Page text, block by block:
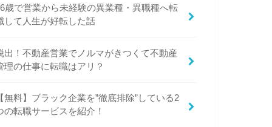
歳で営業から未経験の異業種・異職種へ転
して人生が好転した話
出！不動産営業でノルマがきつくて不動産
理の仕事に転職はアリ？
無料】ブラック企業を”徹底排除”している2
の転職サービスを紹介！